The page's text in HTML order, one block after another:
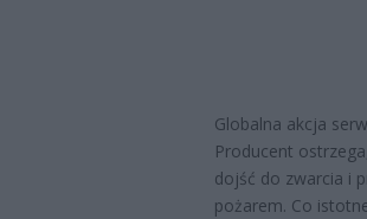
Globalna akcja
Producent
dojść do zwarcia i
pożarem. Co